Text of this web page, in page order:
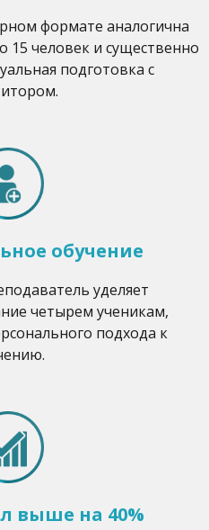
формате аналогична
15 человек и существенно
подготовка с
обучение
уделяет
четырем ученикам,
подхода к
выше на 40%